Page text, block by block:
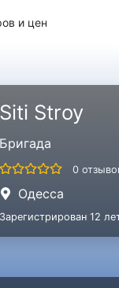
и цен
Siti Stroy
Бригада
0
Одесса
Зарегистрирован 12